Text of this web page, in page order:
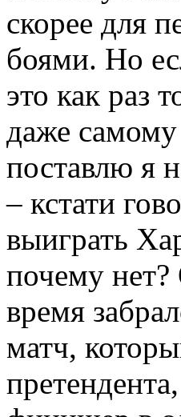
скорее для
боями. Но
это как раз
даже
поставлю я
– кстати
выиграть
почему нет?
время
матч,